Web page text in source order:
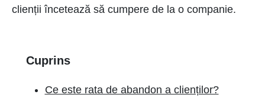
clienții încetează să cumpere de la o companie.
Cuprins
Ce este rata de abandon a clienților?